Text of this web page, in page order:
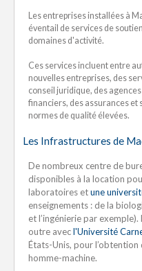
Les entreprises installées à
éventail de services de
domaines d'activité.
Ces services incluent entre
nouvelles entreprises, des
conseil juridique, des
financiers, des assurances et
normes de qualité élevées.
Les Infrastructures de
De nombreux centre de
disponibles à la location
laboratoires etune
enseignements : de la
et l’ingénierie par
outre avecl'Université
États-Unis, pour l’obtention
homme-machine.